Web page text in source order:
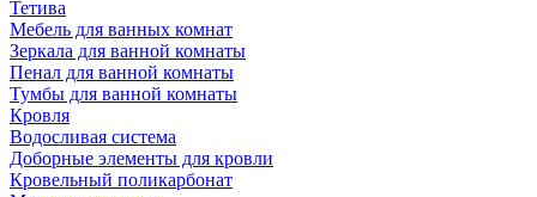
Тетива
Мебель для ванных комнат
Зеркала для ванной комнаты
Пенал для ванной комнаты
Тумбы для ванной комнаты
Кровля
Водосливая система
Доборные элементы для кровли
Кровельный поликарбонат